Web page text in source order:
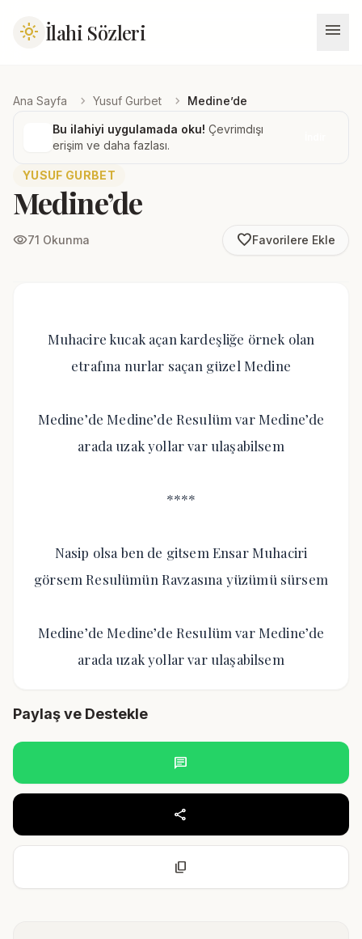
light_mode İlahi Sözleri menu
Ana Sayfa chevron_right Yusuf Gurbet chevron_right Medine’de
Bu ilahiyi uygulamada oku! Çevrimdışı
erişim ve daha fazlası.
YUSUF GURBET
Medine’de
visibility71 Okunma favorite_borderFavorilere Ekle
Muhacire kucak açan kardeşliğe örnek olan
etrafına nurlar saçan güzel Medine
Medine’de Medine’de Resulüm var Medine’de
arada uzak yollar var ulaşabilsem
****
Nasip olsa ben de gitsem Ensar Muhaciri
görsem Resulümün Ravzasına yüzümü sürsem
Medine’de Medine’de Resulüm var Medine’de
arada uzak yollar var ulaşabilsem
Paylaş ve Destekle
chat
share
content_copy